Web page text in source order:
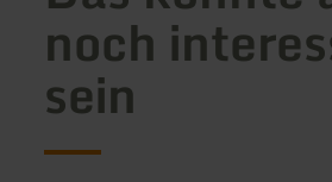
noch
sein